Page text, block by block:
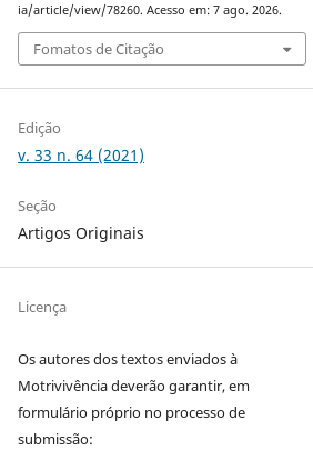
ia/article/view/78260. Acesso em: 7 ago. 2026.
Fomatos de Citação
Edição
v. 33 n. 64 (2021)
Seção
Artigos Originais
Licença
Os autores dos textos enviados à
Motrivivência deverão garantir, em
formulário próprio no processo de
submissão: